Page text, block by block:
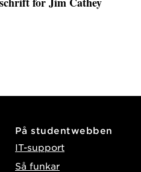
På studentwebben
IT-support
Så funkar